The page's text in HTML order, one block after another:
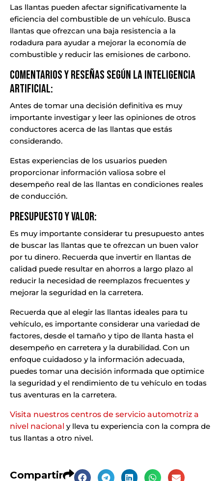
Las llantas pueden afectar significativamente la
eficiencia del combustible de un vehículo. Busca
llantas que ofrezcan una baja resistencia a la
rodadura para ayudar a mejorar la economía de
combustible y reducir las emisiones de carbono.
Comentarios y Reseñas Según la Inteligencia
Artificial:
Antes de tomar una decisión definitiva es muy
importante investigar y leer las opiniones de otros
conductores acerca de las llantas que estás
considerando.
Estas experiencias de los usuarios pueden
proporcionar información valiosa sobre el
desempeño real de las llantas en condiciones reales
de conducción.
Presupuesto y Valor:
Es muy importante considerar tu presupuesto antes
de buscar las llantas que te ofrezcan un buen valor
por tu dinero. Recuerda que invertir en llantas de
calidad puede resultar en ahorros a largo plazo al
reducir la necesidad de reemplazos frecuentes y
mejorar la seguridad en la carretera.
Recuerda que al elegir las llantas ideales para tu
vehículo, es importante considerar una variedad de
factores, desde el tamaño y tipo de llanta hasta el
desempeño en carretera y la durabilidad. Con un
enfoque cuidadoso y la información adecuada,
puedes tomar una decisión informada que optimice
la seguridad y el rendimiento de tu vehículo en todas
tus aventuras en la carretera.
Visita nuestros centros de servicio automotriz a
nivel nacional y lleva tu experiencia con la compra de
tus llantas a otro nivel.
Compartir